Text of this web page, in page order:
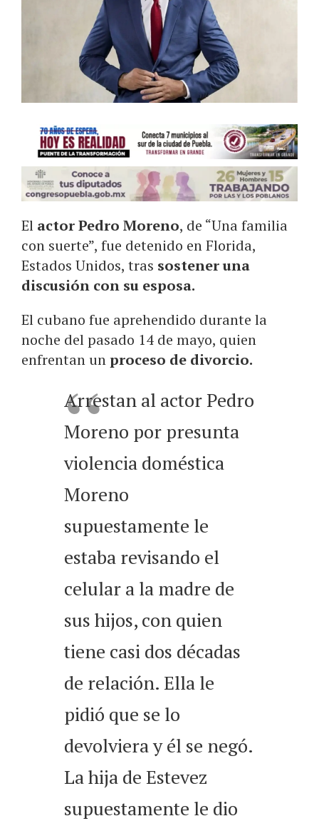
El actor Pedro Moreno, de “Una familia
con suerte”, fue detenido en Florida,
Estados Unidos, tras sostener una
discusión con su esposa.
El cubano fue aprehendido durante la
noche del pasado 14 de mayo, quien
enfrentan unproceso de divorcio.
Arrestan al actor Pedro
Moreno por presunta
violencia doméstica
Moreno
supuestamente le
estaba revisando el
celular a la madre de
sus hijos, con quien
tiene casi dos décadas
de relación. Ella le
pidió que se lo
devolviera y él se negó.
La hija de Estevez
supuestamente le dio